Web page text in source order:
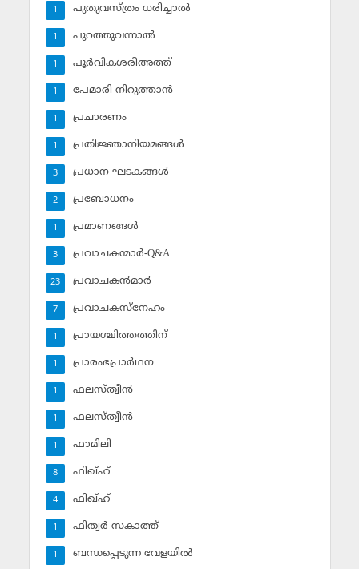
പുതുവസ്ത്രം ധരിച്ചാല്‍
1
പുറത്തുവന്നാല്‍
1
പൂര്‍വികശരീഅത്ത്
1
പേമാരി നിറുത്താന്‍
1
പ്രചാരണം
1
പ്രതിജ്ഞാനിയമങ്ങള്‍
1
പ്രധാന ഘടകങ്ങള്‍
3
പ്രബോധനം
2
പ്രമാണങ്ങള്‍
1
പ്രവാചകന്മാര്‍-Q&A
3
പ്രവാചകന്‍മാര്‍
23
പ്രവാചകസ്‌നേഹം
7
പ്രായശ്ചിത്തത്തിന്
1
പ്രാരംഭപ്രാര്‍ഥന
1
ഫലസ്ത്വീൻ
1
ഫലസ്ത്വീൻ
1
ഫാമിലി
1
ഫിഖ്ഹ്
8
ഫിഖ്ഹ്‌
4
ഫിത്വര്‍ സകാത്ത്‌
1
ബന്ധപ്പെടുന്ന വേളയില്‍
1